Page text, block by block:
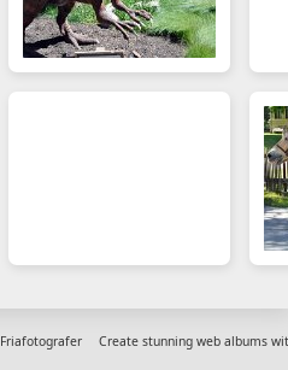
Friafotografer Create stunning web albums